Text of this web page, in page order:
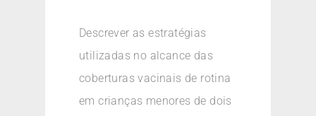
Descrever as estratégias
utilizadas no alcance das
coberturas vacinais de rotina
em crianças menores de dois